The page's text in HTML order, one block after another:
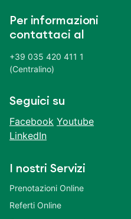
Per informazioni
contattaci al
+39 035 420 411 1
(Centralino)
Seguici su
Facebook Youtube
LinkedIn
I nostri Servizi
Prenotazioni Online
Referti Online